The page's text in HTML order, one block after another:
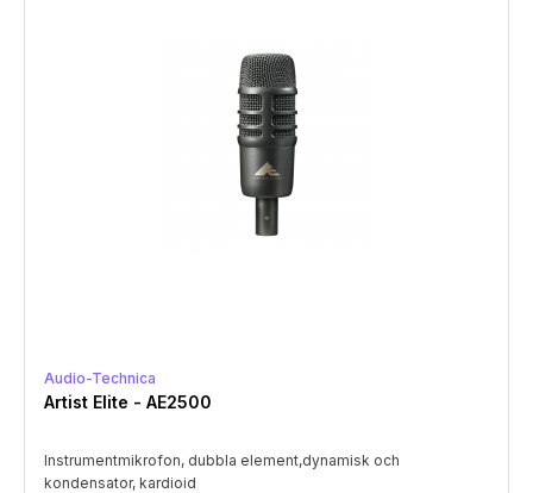
Audio-Technica
Artist Elite - AE2500
Instrumentmikrofon, dubbla element,dynamisk och
kondensator, kardioid